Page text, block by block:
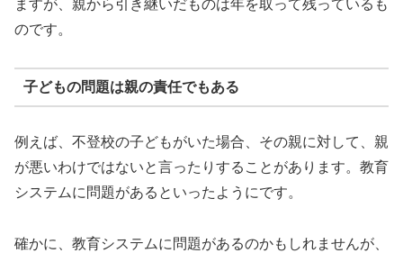
ますが、親から引き継いだものは年を取って残っているも
のです。
子どもの問題は親の責任でもある
例えば、不登校の子どもがいた場合、その親に対して、親
が悪いわけではないと言ったりすることがあります。教育
システムに問題があるといったようにです。
確かに、教育システムに問題があるのかもしれませんが、